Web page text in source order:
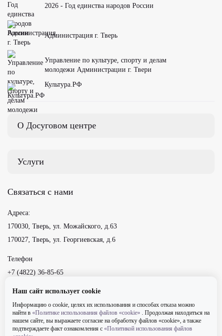
2026 - Год единства народов России
Администрация г. Тверь
Управление по культуре, спорту и делам
молодежи Администрации г. Твери
Культура.РФ
О Досуговом центре
Услуги
Связаться с нами
Адреса:
170030, Тверь, ул. Можайского, д.63
170027, Тверь, ул. Георгиевская, д.6
Телефон
+7 (4822) 36-85-65
Мы в социальных сетях
Наш сайт использует cookie
Информацию о cookie, целях их использования и способах отказа можно
найти в «Политике использования файлов «cookie» . Продолжая находиться на
нашем сайте, вы выражаете согласие на обработку файлов «cookie», а также
подтверждаете факт ознакомления с «Политикой использования файлов